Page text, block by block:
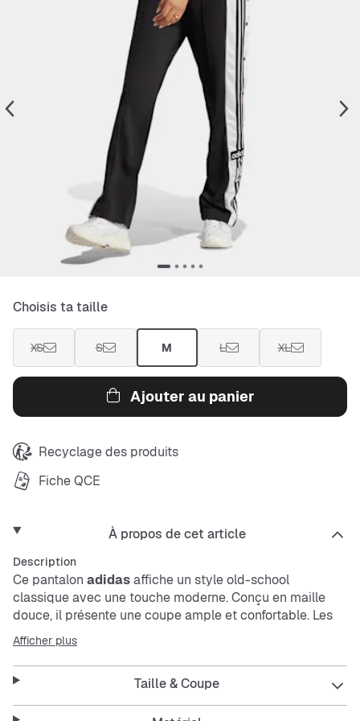
Choisis ta taille
XS S M L XL
Ajouter au panier
Recyclage des produits
Fiche QCE
À propos de cet article
Description
Ce pantalon adidasaffiche un style old-school
classique avec une touche moderne. Conçu en maille
douce, il présente une coupe ample et confortable. Les
empiècements à boutons-pression sur les côtés ajoutent
une note signature, tandis que la taille à cordon de
serrage permet un ajustement personnalisé. Emporte tes
essentiels dans les poches latérales pratiques. Ce
produit est conçu avec au moins 70% de matériaux
Afficher plus
Taille & Coupe